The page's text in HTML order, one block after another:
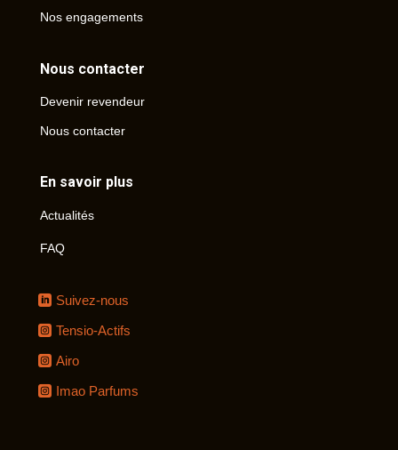
Nos engagements
Nous contacter
Devenir revendeur
Nous contacter
En savoir plus
Actualités
FAQ
Suivez-nous
Tensio-Actifs
Airo
Imao Parfums